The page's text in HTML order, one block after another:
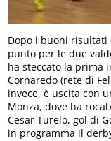
Dopo i buoni risultati
punto per le due
ha steccato la prima
Cornaredo (rete di
invece, è uscita con
Monza, dove ha
Cesar Turelo, gol di
in programma il